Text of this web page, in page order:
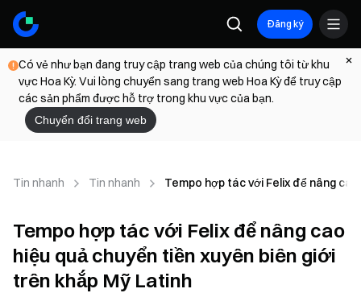
Đăng ký
Có vẻ như bạn đang truy cập trang web của chúng tôi từ khu
vực Hoa Kỳ. Vui lòng chuyển sang trang web Hoa Kỳ để truy cập
các sản phẩm được hỗ trợ trong khu vực của bạn.
Chuyển đổi trang web
Tin nhanh Tin nhanh Tempo hợp tác với Felix để nâng
Tempo hợp tác với Felix để nâng cao
hiệu quả chuyển tiền xuyên biên giới
trên khắp Mỹ Latinh